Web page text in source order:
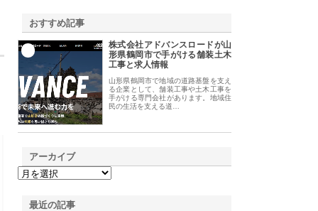
おすすめ記事
株式会社アドバンスロードが山
形県鶴岡市で手がける舗装土木
工事と求人情報
山形県鶴岡市で地域の道路基盤を支え
る企業として、舗装工事や土木工事を
手がける専門会社があります。地域住
民の生活を支える道…
アーカイブ
最近の記事